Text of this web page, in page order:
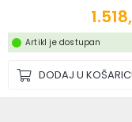
Artikl je dostupan
DODAJ U